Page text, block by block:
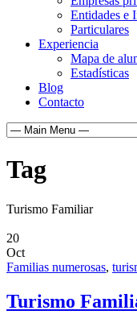
Entidades e
Particulares
Experiencia
Mapa de
Estadísticas
Blog
Contacto
Tag
Turismo Familiar
20
Oct
Familias numerosas,
Turismo